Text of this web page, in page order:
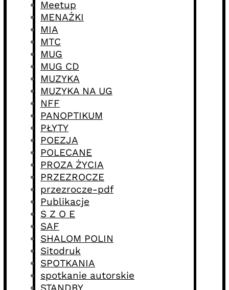
Meetup
MENAŻKI
MIA
MTC
MUG
MUG CD
MUZYKA
MUZYKA NA UG
NFF
PANOPTIKUM
PŁYTY
POEZJA
POLECANE
PROZA ŻYCIA
PRZEZROCZE
przezrocze-pdf
Publikacje
S Z O E
SAF
SHALOM POLIN
Sitodruk
SPOTKANIA
spotkanie autorskie